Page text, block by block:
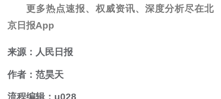
更多热点速报、权威资讯、深度分析尽在北
京日报App
来源：人民日报
作者：范昊天